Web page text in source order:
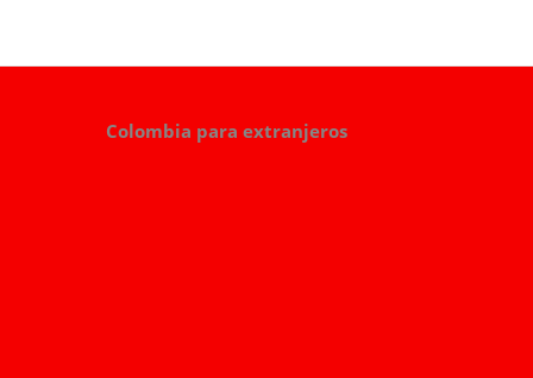
Colombia para extranjeros